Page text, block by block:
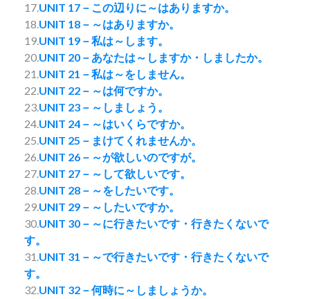
17.UNIT 17－この辺りに～はありますか。
18.UNIT 18－～はありますか。
19.UNIT 19－私は～します。
20.UNIT 20－あなたは～しますか・しましたか。
21.UNIT 21－私は～をしません。
22.UNIT 22－～は何ですか。
23.UNIT 23－～しましょう。
24.UNIT 24－～はいくらですか。
25.UNIT 25－まけてくれませんか。
26.UNIT 26－～が欲しいのですが。
27.UNIT 27－～して欲しいです。
28.UNIT 28－～をしたいです。
29.UNIT 29－～したいですか。
30.UNIT 30－～に行きたいです・行きたくないで
す。
31.UNIT 31－～で行きたいです・行きたくないで
す。
32.UNIT 32－何時に～しましょうか。